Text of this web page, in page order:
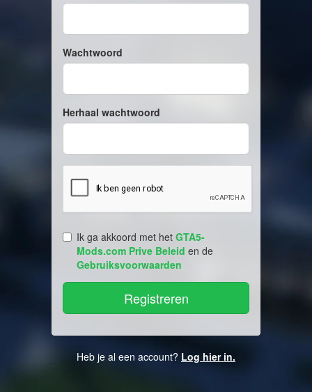
Wachtwoord
Herhaal wachtwoord
Ik ga akkoord met het GTA5-
Mods.com Prive Beleid en de
Gebruiksvoorwaarden
Heb je al een account? Log hier in.